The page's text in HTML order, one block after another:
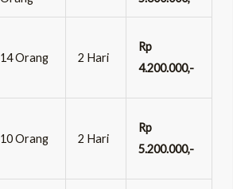
14 Orang 2 Hari
Rp
4.200.000,-
10 Orang 2 Hari
Rp
5.200.000,-